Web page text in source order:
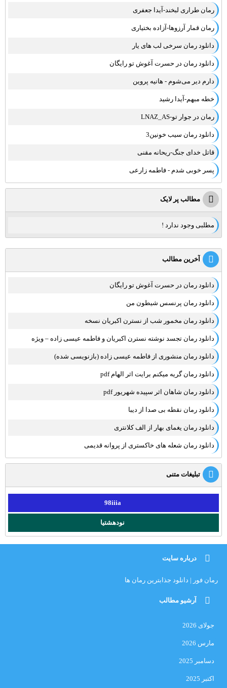
رمان طراری لبخند-آیدا جعفری
رمان قمار آرزوها-آزاده بختیاری
دانلود رمان سرخی لب های یار
دانلود رمان در حسرت آغوش تو رایگان
دارم دیر می‌شوم - هانیه پروین
خطه مبهم-آیدا رشید
رمان در جوار تو-LNAZ_AS
دانلود رمان سیب خونین3
قاتل خدای جنگ-ریحانه مقنی
پسر خوبی شدم - فاطمه زارعی
مطالب پر لایک
مطلبی وجود ندارد !
آخرین مطالب
دانلود رمان در حسرت آغوش تو رایگان
دانلود رمان پرنسس شیطون من
دانلود رمان مخمور شب از نسترن اکبریان نسخه
دانلود رمان تجسد نوشته نسترن اکبریان و فاطمه عیسی زاده – ویژه
دانلود رمان منشوری از فاطمه عیسی زاده (بازنویسی شده)
دانلود رمان گریه میکنم برایت اثر الهام pdf
دانلود رمان شاهان اثر سپیده شهریور pdf
دانلود رمان نقطه بی صدا از دیبا
دانلود رمان یغمای بهار از الف کلانتری
دانلود رمان شعله های خاکستری از پروانه قدیمی
تبلیغات متنی
98iiia
نودهشتیا
درباره سایت
رمان فور | دانلود جذابترین رمان ها
آرشیو مطالب
جولای 2026
مارس 2026
دسامبر 2025
اکتبر 2025